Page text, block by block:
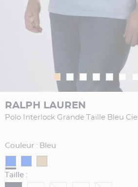
RALPH LAUREN
Polo Interlock Grande Taille Bleu Ciel
Couleur : Bleu
Taille :